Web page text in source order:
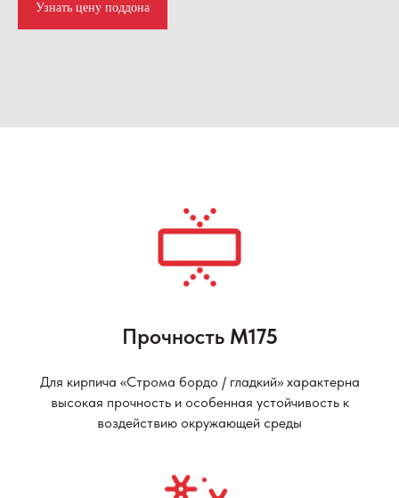
Узнать цену поддона
Прочность М175
Для кирпича «Строма бордо / гладкий» характерна
высокая прочность и особенная устойчивость к
воздействию окружающей среды